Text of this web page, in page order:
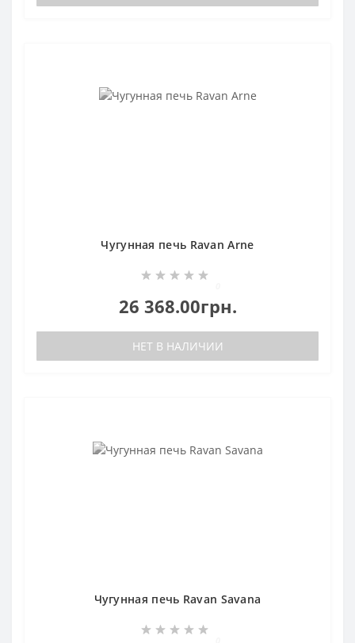
Чугунная печь Ravan Arne
26 368.00грн.
НЕТ В НАЛИЧИИ
Чугунная печь Ravan Savana